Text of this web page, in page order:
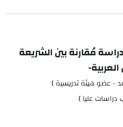
مُقارنة بين الشريعة
- عضو هيئة تدريسية )
دراسات عليا )